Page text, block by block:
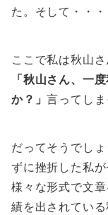
た。そして・・・
ここで私は秋山
「秋山さん、一
か？」言ってし
だってそうでし
ずに挫折した私
様々な形式で文
績を出されてい